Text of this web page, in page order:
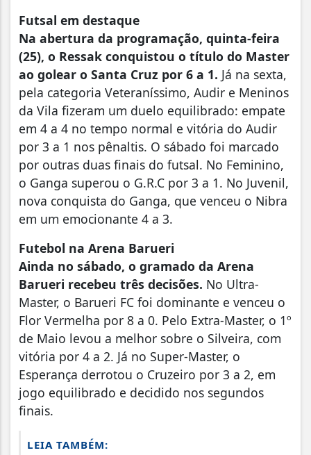
Futsal em destaque
Na abertura da programação, quinta-feira
(25), o Ressak conquistou o título do Master
ao golear o Santa Cruz por 6 a 1. Já na sexta,
pela categoria Veteraníssimo, Audir e Meninos
da Vila fizeram um duelo equilibrado: empate
em 4 a 4 no tempo normal e vitória do Audir
por 3 a 1 nos pênaltis. O sábado foi marcado
por outras duas finais do futsal. No Feminino,
o Ganga superou o G.R.C por 3 a 1. No Juvenil,
nova conquista do Ganga, que venceu o Nibra
em um emocionante 4 a 3.
Futebol na Arena Barueri
Ainda no sábado, o gramado da Arena
Barueri recebeu três decisões. No Ultra-
Master, o Barueri FC foi dominante e venceu o
Flor Vermelha por 8 a 0. Pelo Extra-Master, o 1º
de Maio levou a melhor sobre o Silveira, com
vitória por 4 a 2. Já no Super-Master, o
Esperança derrotou o Cruzeiro por 3 a 2, em
jogo equilibrado e decidido nos segundos
finais.
LEIA TAMBÉM: